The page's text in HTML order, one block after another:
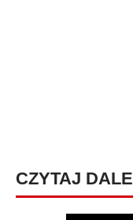
CZYTAJ